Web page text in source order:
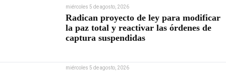
miércoles 5 de agosto, 2026
Radican proyecto de ley para modificar
la paz total y reactivar las órdenes de
captura suspendidas
miércoles 5 de agosto, 2026